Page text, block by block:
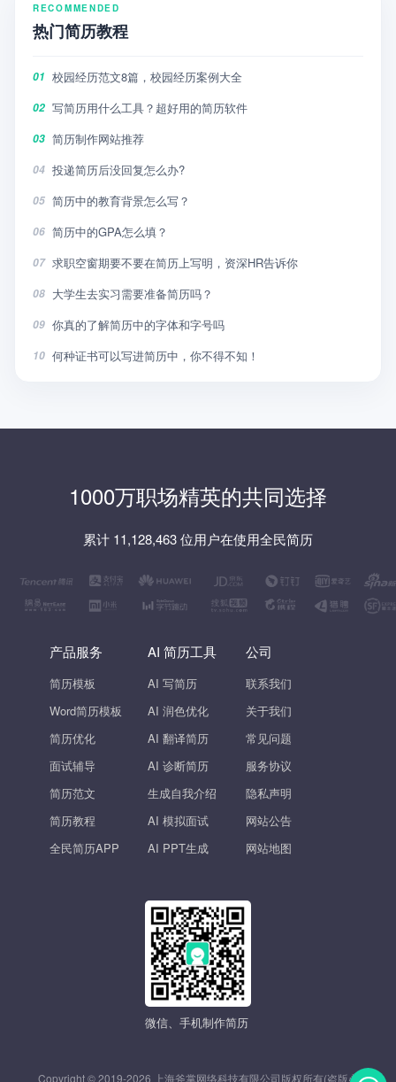
RECOMMENDED
热门简历教程
01 校园经历范文8篇，校园经历案例大全
02 写简历用什么工具？超好用的简历软件
03 简历制作网站推荐
04 投递简历后没回复怎么办?
05 简历中的教育背景怎么写？
06 简历中的GPA怎么填？
07 求职空窗期要不要在简历上写明，资深HR告诉你
08 大学生去实习需要准备简历吗？
09 你真的了解简历中的字体和字号吗
10 何种证书可以写进简历中，你不得不知！
1000万职场精英的共同选择
累计 11,128,463 位用户在使用全民简历
产品服务
简历模板
Word简历模板
简历优化
面试辅导
简历范文
简历教程
全民简历APP
AI 简历工具
AI 写简历
AI 润色优化
AI 翻译简历
AI 诊断简历
生成自我介绍
AI 模拟面试
AI PPT生成
公司
联系我们
关于我们
常见问题
服务协议
隐私声明
网站公告
网站地图
微信、手机制作简历
Copyright © 2019-2026 上海斧掌网络科技有限公司版权所有(盗版必